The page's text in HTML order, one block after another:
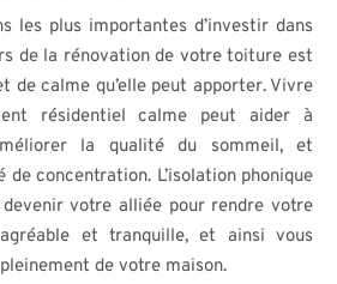
les plus importantes d’investir dans
de la rénovation de votre toiture est
de calme qu’elle peut apporter. Vivre
résidentiel calme peut aider à
la qualité du sommeil, et
concentration. L’isolation phonique
votre alliée pour rendre votre
et tranquille, et ainsi vous
de votre maison.